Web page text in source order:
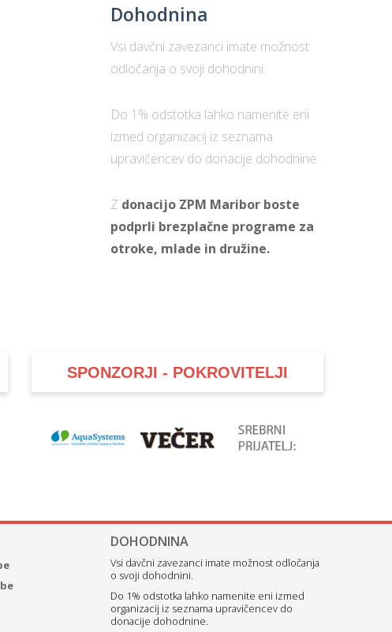
Dohodnina
Vsi davčni zavezanci imate možnost
odločanja o svoji dohodnini.
Do 1% odstotka lahko namenite eni
izmed organizacij iz seznama
upravičencev do donacije dohodnine.
Z donacijo ZPM Maribor boste
podprli brezplačne programe za
otroke, mlade in družine.
SPONZORJI - POKROVITELJI
DOHODNINA
Vsi davčni zavezanci imate možnost odločanja
o svoji dohodnini.
Do 1% odstotka lahko namenite eni izmed
organizacij iz seznama upravičencev do
donacije dohodnine.